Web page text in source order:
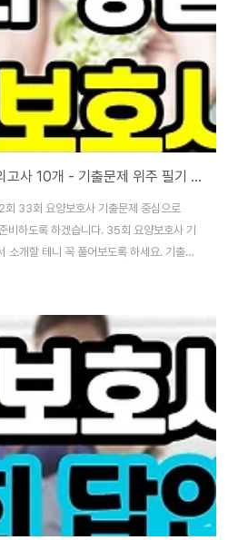
35회 요양보호사 시험 모의고사 10개 - 기출문제 위주 필기 답안
33회 요양보호사 기출문제 중심으로
하도록 하겠습니다. 35회 요양보호사 기
소개할 테니 꼭 풀어보도록 하세요. 기출문
문제 뒤에 별도로 알려드리겠습니다. 지
추천할게요. 요양사 선생님들이 현직에서
양보호사 퇴직금 문제] 요양보호사 1년도
이 포스트는 MBC 뉴스데스크 2018년 4
하고 일하면 "상용직"으로 분류되는데, 상